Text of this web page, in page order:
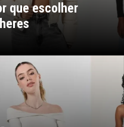
que escolher